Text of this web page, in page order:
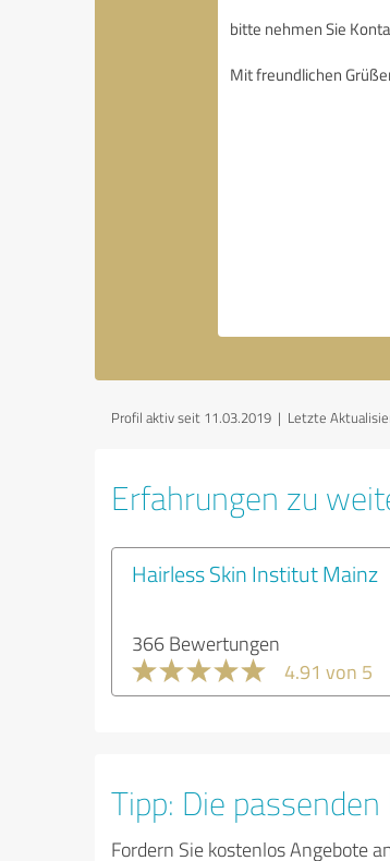
Profil aktiv seit 11.03.2019 | Letzte
Erfahrungen zu
Hairless Skin Institut Mainz
366 Bewertungen
4.91 von 5
Tipp: Die
Fordern Sie kostenlos Angebote